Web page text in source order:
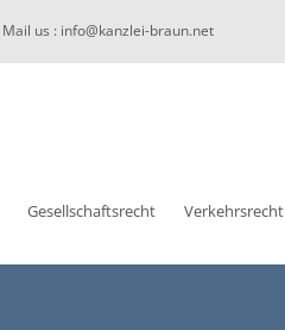
Mail us : info@kanzlei-braun.net
Gesellschaftsrecht Verkehrsrecht